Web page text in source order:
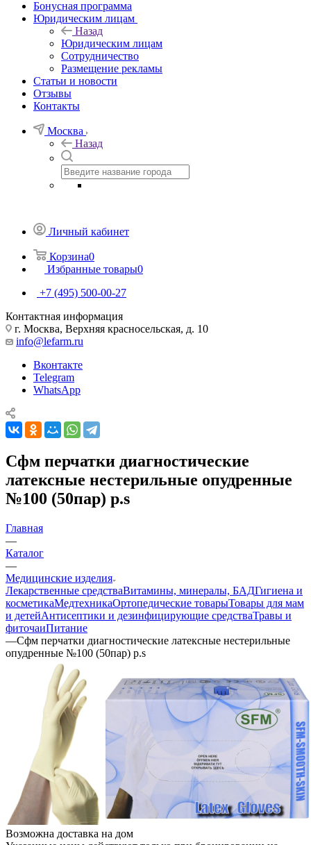
Бонусная программа
Юридическим лицам
Назад
Юридическим лицам
Сотрудничество
Размещение рекламы
Статьи и новости
Отзывы
Контакты
Москва
Назад
Личный кабинет
Корзина0
Избранные товары0
+7 (495) 500-00-27
Контактная информация
г. Москва, Верхняя красносельская, д. 10
info@lefarm.ru
Вконтакте
Telegram
WhatsApp
Сфм перчатки диагностические
латексные нестерильные опудренные
№100 (50пар) р.s
Главная
—
Каталог
—
Медицинские изделия
Лекарственные средстваВитамины, минералы, БАДГигиена и
косметикаМедтехникаОртопедические товарыТовары для мам
и детейАнтисептики и дезинфицирующие средстваТравы и
фиточаиПитание
—Сфм перчатки диагностические латексные нестерильные
опудренные №100 (50пар) р.s
Возможна доставка на дом